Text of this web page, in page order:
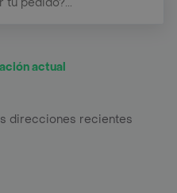
actual
direcciones recientes